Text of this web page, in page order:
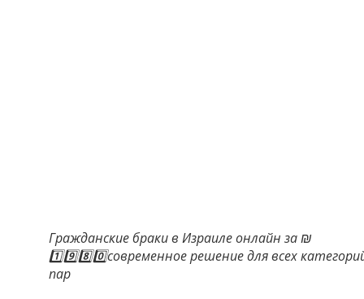
Гражданские браки в Израиле онлайн за ₪
1️⃣9️⃣8️⃣0️⃣современное решение для всех
пар